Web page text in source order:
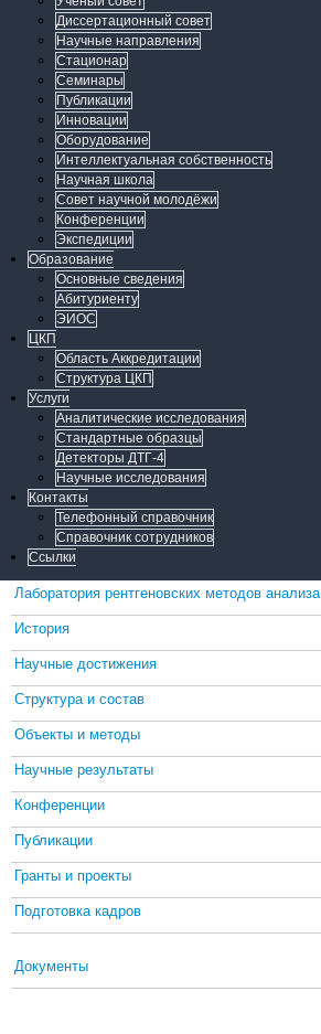
Диссертационный совет
Научные направления
Стационар
Семинары
Публикации
Инновации
Оборудование
Интеллектуальная собственность
Научная школа
Совет научной молодёжи
Конференции
Экспедиции
Образование
Основные сведения
Абитуриенту
ЭИОС
ЦКП
Область Аккредитации
Структура ЦКП
Услуги
Аналитические исследования
Стандартные образцы
Детекторы ДТГ-4
Научные исследования
Контакты
Телефонный справочник
Справочник сотрудников
Ссылки
Лаборатория рентгеновских методов анализа
История
Научные достижения
Структура и состав
Объекты и методы
Научные результаты
Конференции
Публикации
Гранты и проекты
Подготовка кадров
Документы